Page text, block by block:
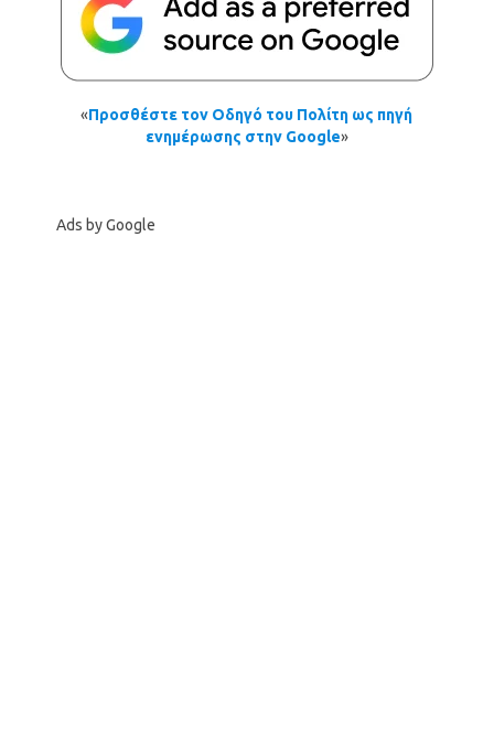
«Προσθέστε τον Οδηγό του Πολίτη ως πηγή
ενημέρωσης στην Google»
Ads by Google